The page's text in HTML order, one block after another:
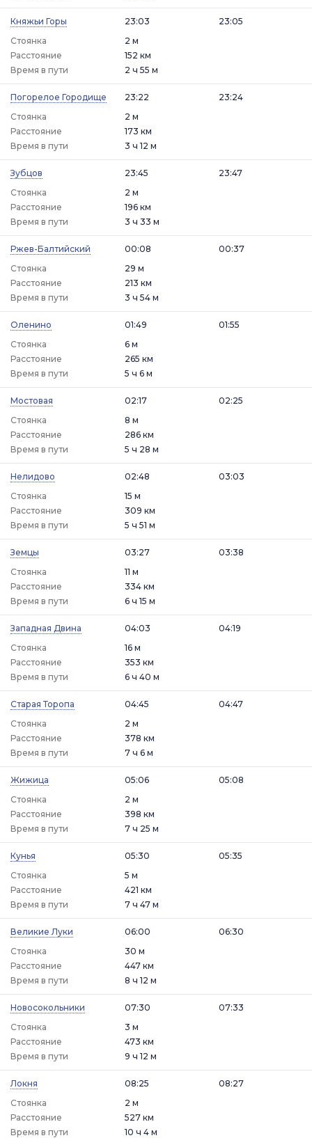
Княжьи Горы
23:03
Стоянка
2 м
23:05
Расстояние
152 км
Время в пути
2 ч 55 м
Погорелое Городище
23:22
Стоянка
2 м
23:24
Расстояние
173 км
Время в пути
3 ч 12 м
Зубцов
23:45
Стоянка
2 м
23:47
Расстояние
196 км
Время в пути
3 ч 33 м
Ржев-Балтийский
00:08
Стоянка
29 м
00:37
Расстояние
213 км
Время в пути
3 ч 54 м
Оленино
01:49
Стоянка
6 м
01:55
Расстояние
265 км
Время в пути
5 ч 6 м
Мостовая
02:17
Стоянка
8 м
02:25
Расстояние
286 км
Время в пути
5 ч 28 м
Нелидово
02:48
Стоянка
15 м
03:03
Расстояние
309 км
Время в пути
5 ч 51 м
Земцы
03:27
Стоянка
11 м
03:38
Расстояние
334 км
Время в пути
6 ч 15 м
Западная Двина
04:03
Стоянка
16 м
04:19
Расстояние
353 км
Время в пути
6 ч 40 м
Старая Торопа
04:45
Стоянка
2 м
04:47
Расстояние
378 км
Время в пути
7 ч 6 м
Жижица
05:06
Стоянка
2 м
05:08
Расстояние
398 км
Время в пути
7 ч 25 м
Кунья
05:30
Стоянка
5 м
05:35
Расстояние
421 км
Время в пути
7 ч 47 м
Великие Луки
06:00
Стоянка
30 м
06:30
Расстояние
447 км
Время в пути
8 ч 12 м
Новосокольники
07:30
Стоянка
3 м
07:33
Расстояние
473 км
Время в пути
9 ч 12 м
Локня
08:25
Стоянка
2 м
08:27
Расстояние
527 км
Время в пути
10 ч 4 м